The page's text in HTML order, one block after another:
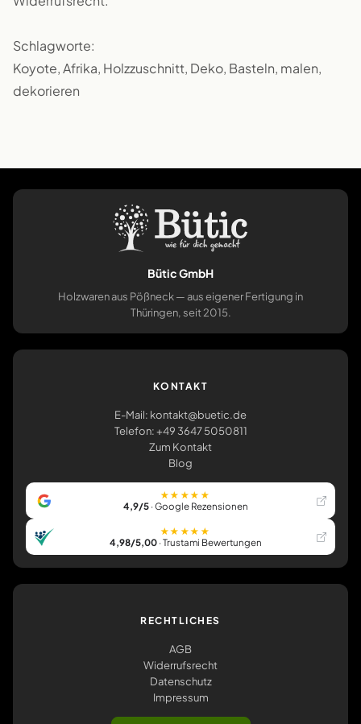
Schlagworte:
Koyote, Afrika, Holzzuschnitt, Deko, Basteln, malen,
dekorieren
Bütic GmbH
Holzwaren aus Pößneck — aus eigener Fertigung in
Thüringen, seit 2015.
KONTAKT
E-Mail: kontakt@buetic.de
Telefon: +49 3647 5050811
Zum Kontakt
Blog
★★★★★
4,9/5· Google Rezensionen
★★★★★
4,98/5,00· Trustami Bewertungen
RECHTLICHES
AGB
Widerrufsrecht
Datenschutz
Impressum